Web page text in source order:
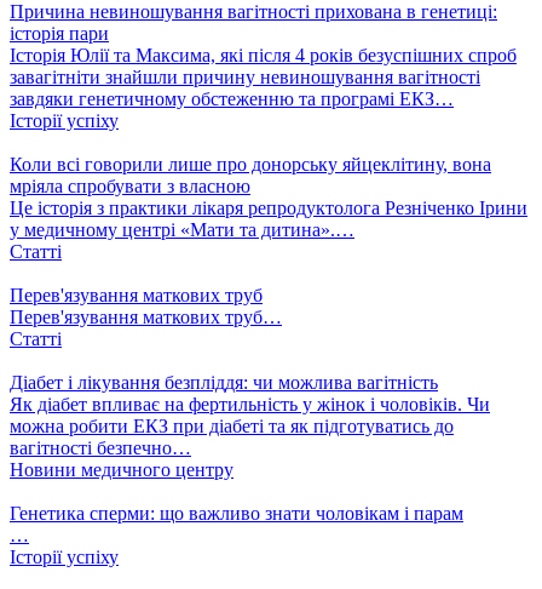
Причина невиношування вагітності прихована в генетиці:
історія пари
Історія Юлії та Максима, які після 4 років безуспішних спроб
завагітніти знайшли причину невиношування вагітності
завдяки генетичному обстеженню та програмі ЕКЗ…
Історії успіху
Коли всі говорили лише про донорську яйцеклітину, вона
мріяла спробувати з власною
Це історія з практики лікаря репродуктолога Резніченко Ірини
у медичному центрі «Мати та дитина».…
Статті
Перев'язування маткових труб
Перев'язування маткових труб…
Статті
Діабет і лікування безпліддя: чи можлива вагітність
Як діабет впливає на фертильність у жінок і чоловіків. Чи
можна робити ЕКЗ при діабеті та як підготуватись до
вагітності безпечно…
Новини медичного центру
Генетика сперми: що важливо знати чоловікам і парам
…
Історії успіху